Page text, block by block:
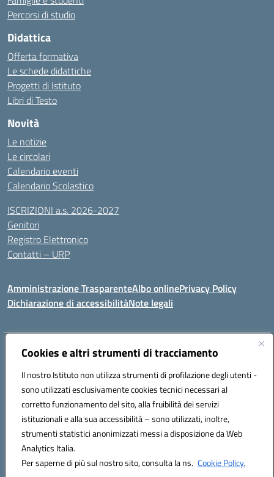
Cookies e altri strumenti di tracciamento
Il nostro Istituto non utilizza strumenti di profilazione degli utenti -
sono utilizzati esclusivamente cookies tecnici necessari al
corretto funzionamento del sito, alla fruibilità dei servizi
istituzionali e alla sua accessibilità – sono utilizzati, inoltre,
strumenti statistici anonimizzati messi a disposizione da Web
Analytics Italia.
Per saperne di più sul nostro sito, consulta la ns. Cookie Policy.
Percorsi di studio
Didattica
Offerta formativa
Le schede didattiche
Progetti di Istituto
Libri di Testo
Novità
Le notizie
Le circolari
Calendario eventi
Calendario Scolastico
ISCRIZIONI a.s. 2026-2027
Genitori
Registro Elettronico
Contatti – URP
Amministrazione TrasparenteAlbo onlinePrivacy Policy
Dichiarazione di accessibilitàNote legali
Indirizzo:Via Tiziano, 50 - 60125 Ancona
Posta elettronica certificata (PEC):anic81600p@pec.istruzione.it
Codice fiscale: 93084460422
Codice meccanografico: ANIC81600P
Hosting & Powered by 3D Solution S.r.l.
Concept & Design by Designers Italia